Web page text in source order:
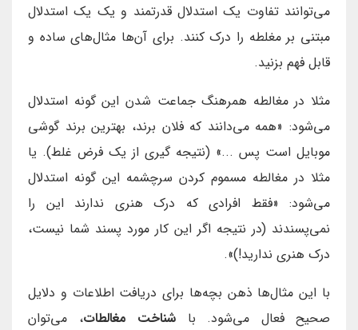
می‌توانند تفاوت یک استدلال قدرتمند و یک یک استدلال
مبتنی بر مغلطه را درک کنند. برای آن‌ها مثال‌های ساده و
قابل فهم بزنید.
مثلا در مغالطه همرهنگ جماعت شدن این گونه استدلال
می‌شود: «همه می‌دانند که فلان برند، بهترین برند گوشی
موبایل است پس ...» (نتیجه گیری از یک فرض غلط). یا
مثلا در مغالطه مسموم کردن سرچشمه این گونه استدلال
می‌شود: «فقط افرادی که درک هنری ندارند این را
نمی‌پسندند (در نتیجه اگر این کار مورد پسند شما نیست،
درک هنری ندارید!)».
با این مثال‌ها ذهن بچه‌ها برای دریافت اطلاعات و دلایل
صحیح فعال می‌شود. با شناخت مغالطات، می‌توان